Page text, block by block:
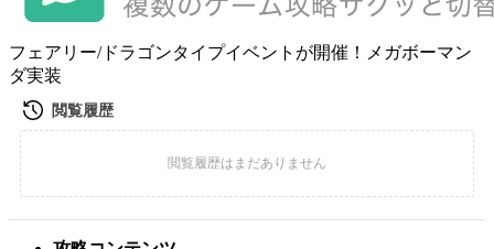
フェアリー/ドラゴンタイプイベントが開催！メガボーマン
ダ実装